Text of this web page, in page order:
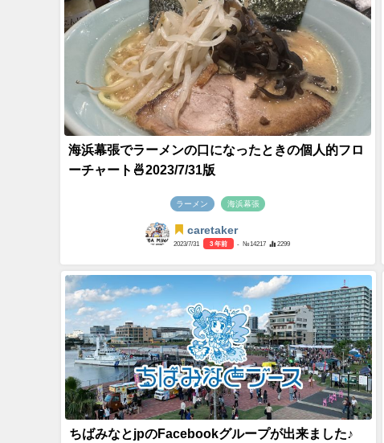
海浜幕張でラーメンの口になったときの個人的フロ
ーチャート🍜2023/7/31版
ラーメン 海浜幕張
caretaker
2023/7/31 3 年前 - №14217 2299
ちばみなとjpのFacebookグループが出来ました♪